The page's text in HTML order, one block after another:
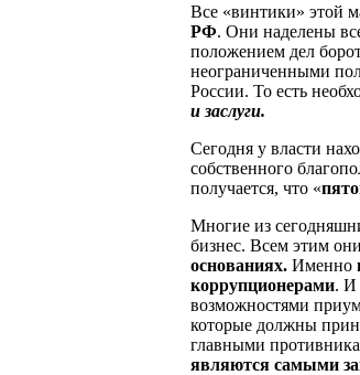
Все «винтики» этой
РФ. Они наделены
положением дел
неограниченными
России. То есть
и заслуги.
Сегодня у власти
собственного
получается, что «
Многие из
бизнес. Всем этим
основаниях. Именно
коррупционерами. И
возможностями
которые должны
главными
являются самыми